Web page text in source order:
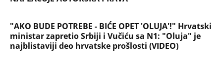
"AKO BUDE POTREBE - BIĆE OPET 'OLUJA'!" Hrvatski
ministar zapretio Srbiji i Vučiću sa N1: "Oluja" je
najblistaviji deo hrvatske prošlosti (VIDEO)